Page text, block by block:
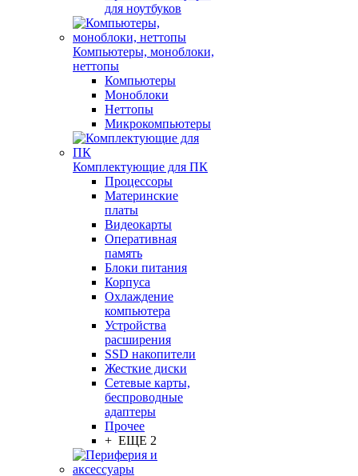
для ноутбуков
Компьютеры, моноблоки,
неттопы
Компьютеры
Моноблоки
Неттопы
Микрокомпьютеры
Комплектующие для ПК
Процессоры
Материнские
платы
Видеокарты
Оперативная
память
Блоки питания
Корпуса
Охлаждение
компьютера
Устройства
расширения
SSD накопители
Жесткие диски
Сетевые карты,
беспроводные
адаптеры
Прочее
+ ЕЩЕ 2